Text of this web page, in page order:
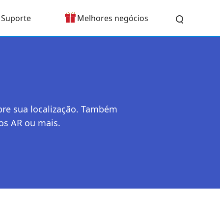
Suporte Melhores negócios
sua localização. Também
AR ou mais.